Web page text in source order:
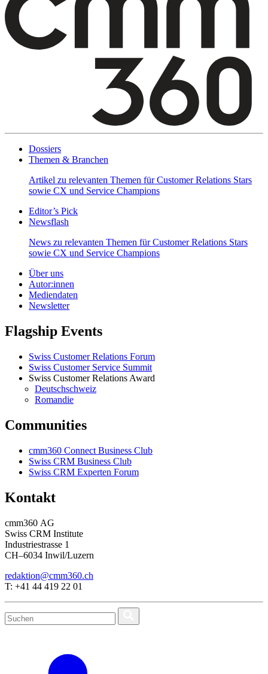
Dossiers
Themen & Branchen
Artikel zu relevanten Themen für Customer Relations Stars
sowie CX und Service Champions
Editor’s Pick
Newsflash
News zu relevanten Themen für Customer Relations Stars
sowie CX und Service Champions
Über uns
Autor:innen
Mediendaten
Newsletter
Flagship Events
Swiss Customer Relations Forum
Swiss Customer Service Summit
Swiss Customer Relations Award
Deutschschweiz
Romandie
Communities
cmm360 Connect Business Club
Swiss CRM Business Club
Swiss CRM Experten Forum
Kontakt
cmm360 AG
Swiss CRM Institute
Industriestrasse 1
CH–6034 Inwil/Luzern
redaktion@cmm360.ch
T: +41 44 419 22 01